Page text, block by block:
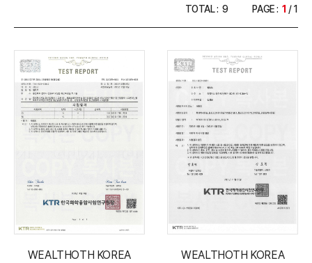
TOTAL : 9 PAGE : 1 / 1
WEALTHOTH KOREA
WEALTHOTH KOREA